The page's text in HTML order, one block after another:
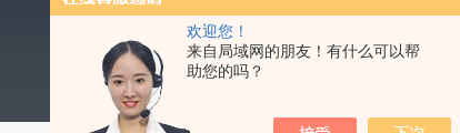
欢迎您！
来自局域网的朋友！有什么可以帮
助您的吗？